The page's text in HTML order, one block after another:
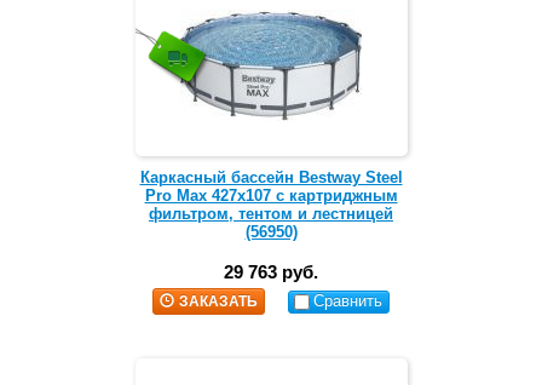
Каркасный бассейн Bestway Steel
Pro Max 427х107 с картриджным
фильтром, тентом и лестницей
(56950)
29 763 руб.
ЗАКАЗАТЬ Сравнить